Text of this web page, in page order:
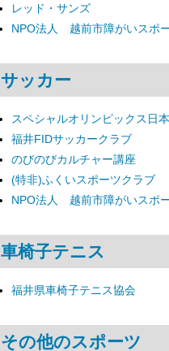
レッド・サンズ
NPO法人 越前市障がいスポ
サッカー
スペシャルオリンピックス日
福井FIDサッカークラブ
のびのびカルチャー講座
(特非)ふくいスポーツクラブ
NPO法人 越前市障がいスポ
車椅子テニス
福井県車椅子テニス協会
その他のスポーツ